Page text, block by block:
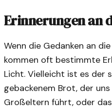
Erinnerungen an
Wenn die Gedanken an
kommen oft bestimmte
Licht. Vielleicht ist es der
gebackenem Brot, der
Großeltern führt, oder